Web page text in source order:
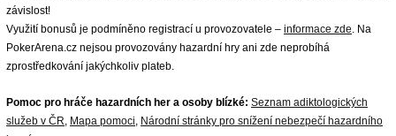
závislost!
Využití bonusů je podmíněno registrací u provozovatele – informace zde. Na
PokerArena.cz nejsou provozovány hazardní hry ani zde neprobíhá
zprostředkování jakýchkoliv plateb.
Pomoc pro hráče hazardních her a osoby blízké: Seznam adiktologických
služeb v ČR, Mapa pomoci, Národní stránky pro snížení nebezpečí hazardního